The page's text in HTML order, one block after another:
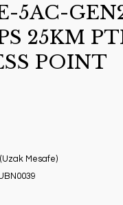
5AC-
25KM
POINT
Mesafe)